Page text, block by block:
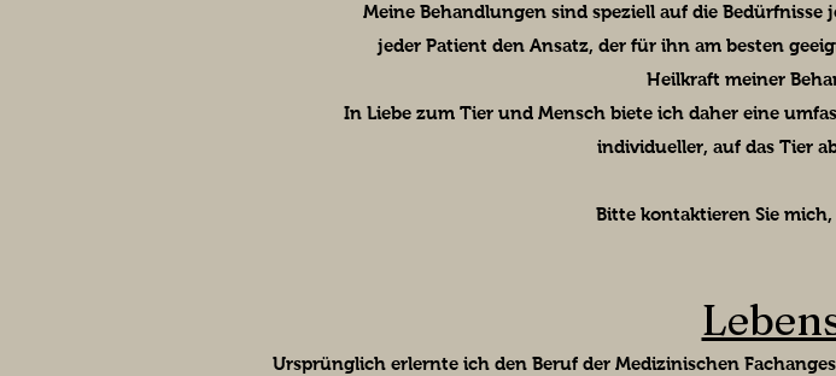
Meine Behandlungen sind speziell auf die
jeder Patient den Ansatz, der für ihn am besten
Heilkraft meiner
In Liebe zum Tier und Mensch biete ich daher eine
individueller, auf das Tier
Bitte kontaktieren Sie
Ursprünglich erlernte ich den Beruf der Medizinischen